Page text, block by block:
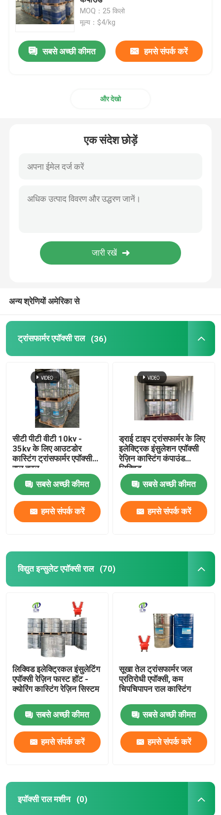
ट्रांसफार्मर एपॉक्सी राल
विद्युत इन्सुलेट एपॉक्सी राल
एपॉक्सी पिगमेंट पेस्ट
मोल्ड रिलीज एजेंट
संसेचन एपॉक्सी
ट्रांसफार्मर वार्निश कोटिंग
मोल्ड सफाई एजेंट
MOQ：25 किलो
मूल्य：$4/kg
सबसे अच्छी कीमत हमसे संपर्क करें
और देखो
एक संदेश छोड़ें
अन्य श्रेणियों अमेरिका से
ट्रांसफार्मर एपॉक्सी राल (36)
सीटी पीटी वीटी 10kv -
35kv के लिए आउटडोर
कास्टिंग ट्रांसफार्मर एपॉक्सी
राल तरल
सबसे अच्छी कीमत
हमसे संपर्क करें
ड्राई टाइप ट्रांसफार्मर के लिए
इलेक्ट्रिक इंसुलेशन एपॉक्सी
रेज़िन कास्टिंग कंपाउंड
लिक्विड
सबसे अच्छी कीमत
हमसे संपर्क करें
विद्युत इन्सुलेट एपॉक्सी राल (70)
लिक्विड इलेक्ट्रिकल इंसुलेटिंग
एपॉक्सी रेज़िन फास्ट हॉट -
क्योरिंग कास्टिंग रेज़िन सिस्टम
सबसे अच्छी कीमत
हमसे संपर्क करें
सूखा तेल ट्रांसफार्मर जल
प्रतिरोधी एपॉक्सी, कम
चिपचिपापन राल कास्टिंग
सबसे अच्छी कीमत
हमसे संपर्क करें
इपॉक्सी राल मशीन (0)